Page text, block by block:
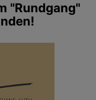
"Rundgang"